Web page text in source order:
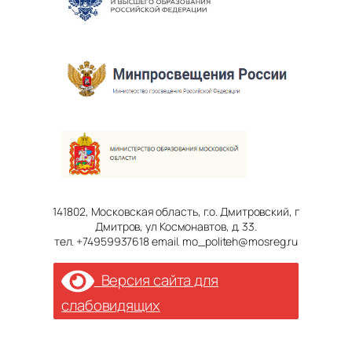
141802, Московская область, г.о. Дмитровский, г
Дмитров, ул Космонавтов, д. 33.
тел. +74959937618 email. mo_politeh@mosreg.ru
Версия сайта для
слабовидящих